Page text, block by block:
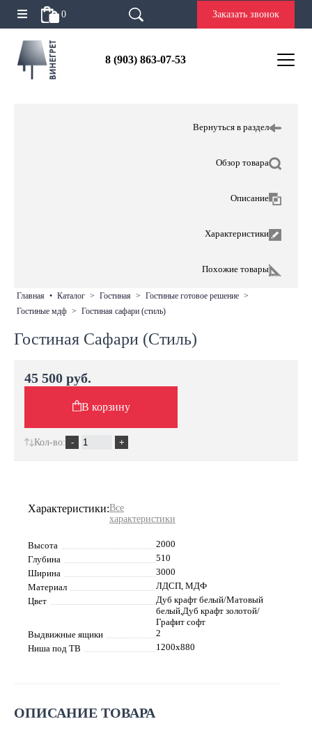
0 Заказать звонок
8 (903) 863-07-53
Вернуться в раздел
Обзор товара
Описание
Характеристики
Похожие товары
главная • каталог > гостиная > гостиные готовое решение >
гостиные мдф > гостиная сафари (стиль)
Гостиная Сафари (Стиль)
Характеристики:Все
характеристики
Высота
2000
Глубина
510
Ширина
3000
Материал
ЛДСП, МДФ
Цвет
Дуб крафт белый/Матовый
белый,Дуб крафт золотой/
Графит софт
Выдвижные ящики
2
Ниша под ТВ
1200х880
ОПИСАНИЕ ТОВАРА
45 500 руб.
В корзину
Кол-во: